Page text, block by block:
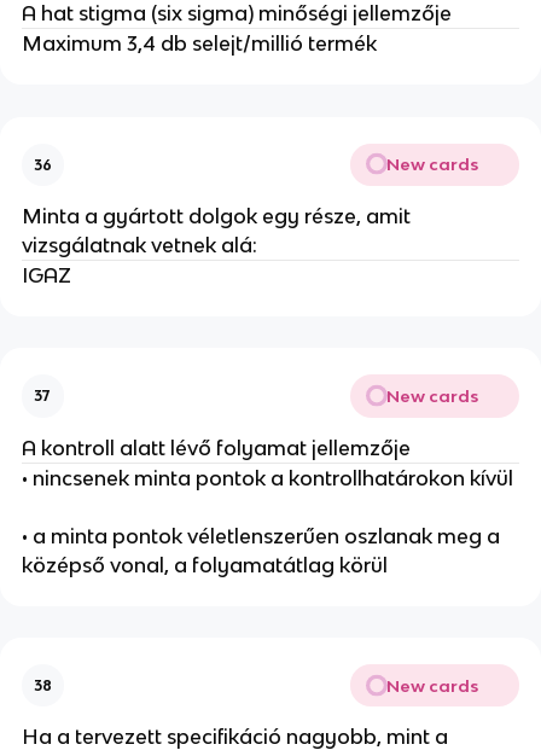
A hat stigma (six sigma) minőségi jellemzője
Maximum 3,4 db selejt/millió termék
36 New cards
Minta a gyártott dolgok egy része, amit
vizsgálatnak vetnek alá:
IGAZ
37 New cards
A kontroll alatt lévő folyamat jellemzője
• nincsenek minta pontok a kontrollhatárokon kívül
• a minta pontok véletlenszerűen oszlanak meg a
középső vonal, a folyamatátlag körül
38 New cards
Ha a tervezett specifikáció nagyobb, mint a